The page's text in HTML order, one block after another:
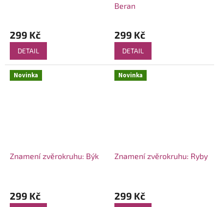
299 Kč
DETAIL
Beran
299 Kč
DETAIL
Novinka
Znamení zvěrokruhu: Býk
299 Kč
Novinka
Znamení zvěrokruhu: Ryby
299 Kč